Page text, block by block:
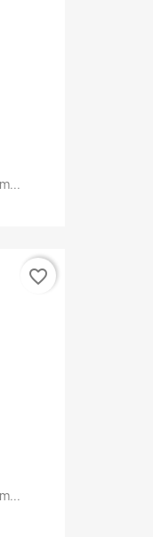
favorite_border